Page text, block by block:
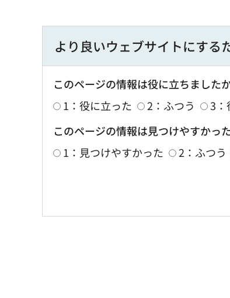
より良いウェブサイトにする
このページの情報は役に立ちました
1：役に立った
2：ふつう
3：
このページの情報は見つけやすかっ
1：見つけやすかった
2：ふつう